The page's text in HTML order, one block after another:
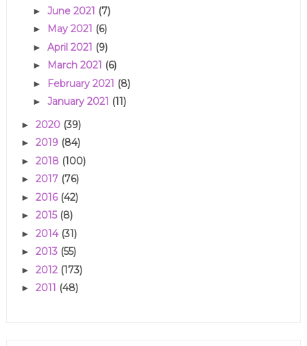
► June 2021 (7)
► May 2021 (6)
► April 2021 (9)
► March 2021 (6)
► February 2021 (8)
► January 2021 (11)
► 2020 (39)
► 2019 (84)
► 2018 (100)
► 2017 (76)
► 2016 (42)
► 2015 (8)
► 2014 (31)
► 2013 (55)
► 2012 (173)
► 2011 (48)